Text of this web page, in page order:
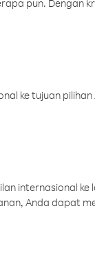
pun. Dengan
ke tujuan
internasional
Anda dapat